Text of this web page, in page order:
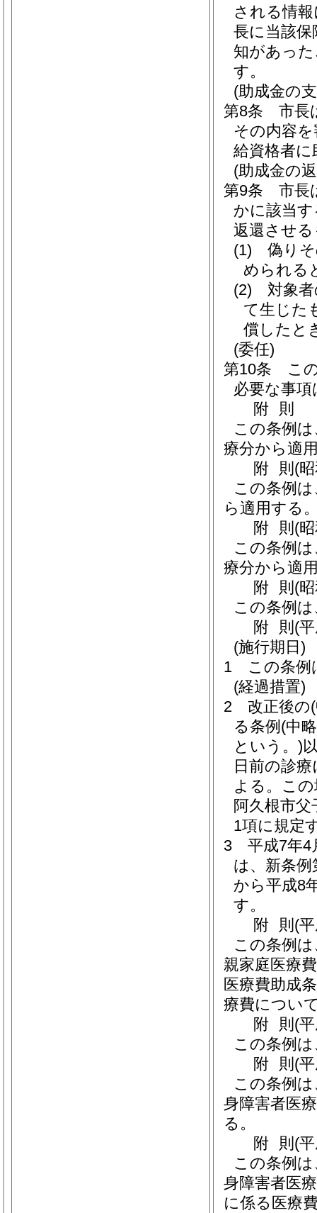
される情
長に当該
知があっ
す。
(助成金の
第8条
市長
その内容
給資格者
(助成金の
第9条
市長
かに該当
返還させ
(1)
偽り
められる
(2)
対象
て生じた
償したと
(委任)
第10条
こ
必要な事
附 則
この条例
療分から適
附 則 (
この条例
ら適用する
附 則 (
この条例
療分から適
附 則 (
この条例
附 則 (
(施行期日)
1
この条例
(経過措置)
2
改正後の
る条例 (中
という。)
日前の診
よる。 こ
阿久根市
1項に規定
3
平成7年
は、新条
から平成8
す。
附 則 (
この条例
親家庭医療
医療費助成
療費につい
附 則 (
この条例
附 則 (
この条例
身障害者医
る。
附 則 (
この条例
身障害者医
に係る医療